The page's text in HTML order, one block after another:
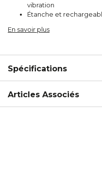
vibration
Étanche et
En savoir plus
Spécifications
Articles Associés